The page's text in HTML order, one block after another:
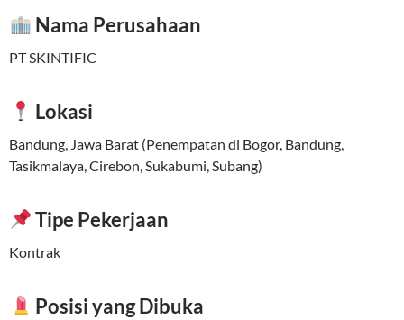
Nama Perusahaan
PT SKINTIFIC
Lokasi
Bandung, Jawa Barat (Penempatan di Bogor, Bandung,
Tasikmalaya, Cirebon, Sukabumi, Subang)
Tipe Pekerjaan
Kontrak
Posisi yang Dibuka